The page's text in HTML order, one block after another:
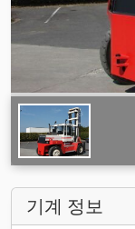
기계 정보